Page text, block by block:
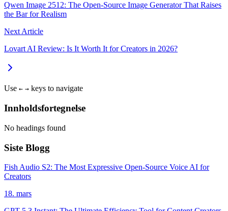
Qwen Image 2512: The Open-Source Image Generator That Raises
the Bar for Realism
Next Article
Lovart AI Review: Is It Worth It for Creators in 2026?
Use ← → keys to navigate
Innholdsfortegnelse
No headings found
Siste Blogg
Fish Audio S2: The Most Expressive Open-Source Voice AI for
Creators
18. mars